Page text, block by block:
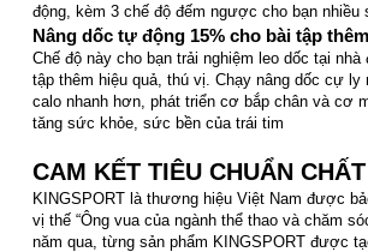
động, kèm 3 chế độ đếm ngược cho bạn nhiều
Nâng dốc tự động 15% cho bài tập
Chế độ này cho bạn trải nghiệm leo dốc tại
tập thêm hiệu quả, thú vị. Chạy nâng dốc cự ly
calo nhanh hơn, phát triển cơ bắp chân và cơ
tăng sức khỏe, sức bền của trái tim
CAM KẾT TIÊU CHUẨN
KINGSPORT là thương hiệu Việt Nam được
vị thế “Ông vua của ngành thể thao và chăm
năm qua, từng sản phẩm KINGSPORT được